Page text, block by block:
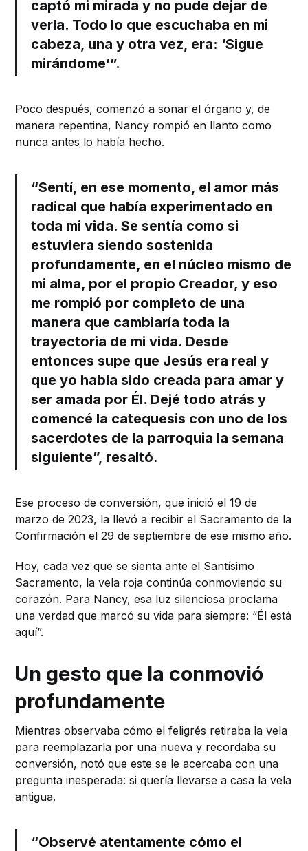
captó mi mirada y no pude dejar de
verla. Todo lo que escuchaba en mi
cabeza, una y otra vez, era: ‘Sigue
mirándome’”.
Poco después, comenzó a sonar el órgano y, de
manera repentina, Nancy rompió en llanto como
nunca antes lo había hecho.
“Sentí, en ese momento, el amor más
radical que había experimentado en
toda mi vida. Se sentía como si
estuviera siendo sostenida
profundamente, en el núcleo mismo de
mi alma, por el propio Creador, y eso
me rompió por completo de una
manera que cambiaría toda la
trayectoria de mi vida. Desde
entonces supe que Jesús era real y
que yo había sido creada para amar y
ser amada por Él. Dejé todo atrás y
comencé la catequesis con uno de los
sacerdotes de la parroquia la semana
siguiente”, resaltó.
Ese proceso de conversión, que inició el 19 de
marzo de 2023, la llevó a recibir el Sacramento de la
Confirmación el 29 de septiembre de ese mismo año.
Hoy, cada vez que se sienta ante el Santísimo
Sacramento, la vela roja continúa conmoviendo su
corazón. Para Nancy, esa luz silenciosa proclama
una verdad que marcó su vida para siempre: “Él está
aquí”.
Un gesto que la conmovió
profundamente
Mientras observaba cómo el feligrés retiraba la vela
para reemplazarla por una nueva y recordaba su
conversión, notó que este se le acercaba con una
pregunta inesperada: si quería llevarse a casa la vela
antigua.
“Observé atentamente cómo el